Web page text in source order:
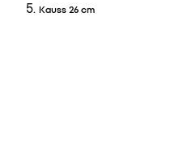
Kauss 26 cm